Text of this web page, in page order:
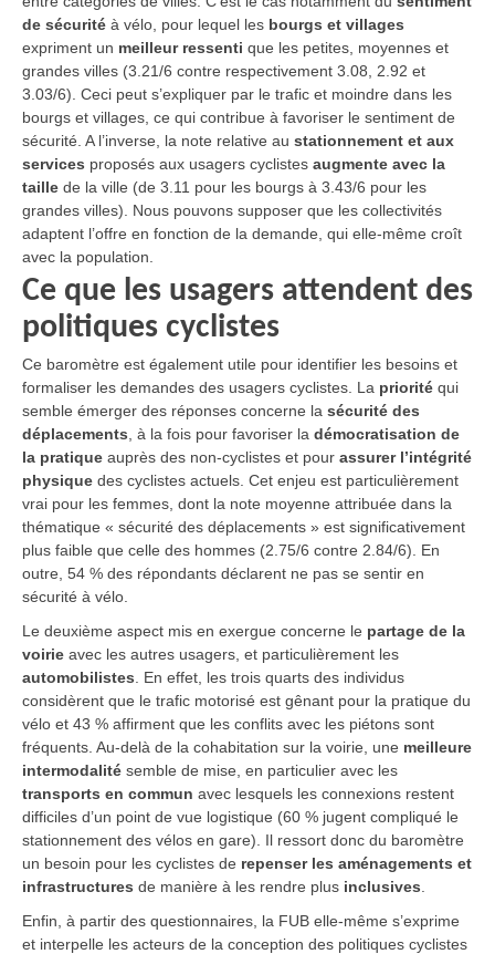
de sécurité à vélo, pour lequel les bourgs et villages
expriment un meilleur ressenti que les petites, moyennes et
grandes villes (3.21/6 contre respectivement 3.08, 2.92 et
3.03/6). Ceci peut s’expliquer par le trafic et moindre dans les
bourgs et villages, ce qui contribue à favoriser le sentiment de
sécurité. A l’inverse, la note relative au stationnement et aux
services proposés aux usagers cyclistes augmente avec la
taille de la ville (de 3.11 pour les bourgs à 3.43/6 pour les
grandes villes). Nous pouvons supposer que les collectivités
adaptent l’offre en fonction de la demande, qui elle-même croît
avec la population.
Ce que les usagers attendent des
politiques cyclistes
Ce baromètre est également utile pour identifier les besoins et
formaliser les demandes des usagers cyclistes. La priorité qui
semble émerger des réponses concerne la sécurité des
déplacements , à la fois pour favoriser la démocratisation de
la pratique auprès des non-cyclistes et pour assurer l’intégrité
physique des cyclistes actuels. Cet enjeu est particulièrement
vrai pour les femmes, dont la note moyenne attribuée dans la
thématique « sécurité des déplacements » est significativement
plus faible que celle des hommes (2.75/6 contre 2.84/6). En
outre, 54 % des répondants déclarent ne pas se sentir en
sécurité à vélo.
Le deuxième aspect mis en exergue concerne le partage de la
voirie avec les autres usagers, et particulièrement les
automobilistes . En effet, les trois quarts des individus
considèrent que le trafic motorisé est gênant pour la pratique du
vélo et 43 % affirment que les conflits avec les piétons sont
fréquents. Au-delà de la cohabitation sur la voirie, une meilleure
intermodalité semble de mise, en particulier avec les
transports en commun avec lesquels les connexions restent
difficiles d’un point de vue logistique (60 % jugent compliqué le
stationnement des vélos en gare). Il ressort donc du baromètre
un besoin pour les cyclistes de repenser les aménagements et
infrastructures de manière à les rendre plus inclusives
Enfin, à partir des questionnaires, la FUB elle-même s’exprime
et interpelle les acteurs de la conception des politiques cyclistes